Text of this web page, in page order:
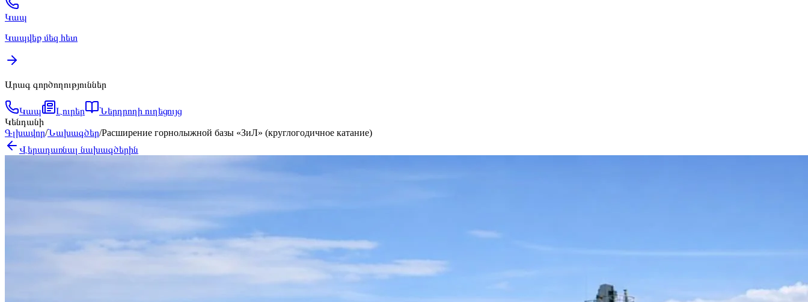
Կապ
Կապվեք մեզ հետ
Արագ գործողություններ
Կապ Լուրեր
Ներդրողի ուղեցույց
Կենդանի
Գլխավոր/Նախագծեր/Расширение горнолыжной базы «ЗиЛ» (круглогодичное катание)
Վերադառնալ նախագծերին